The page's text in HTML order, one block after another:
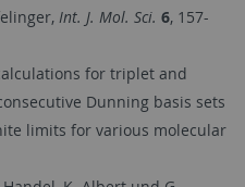
Int. J. Mol. Sci. 6, 157-
for triplet and
Dunning basis sets
limits for various molecular